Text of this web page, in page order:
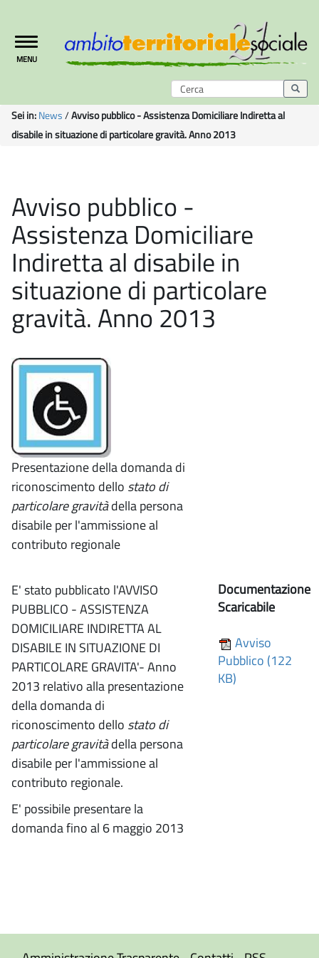
Toggle
navigation
MENU
Sei in:News/Avviso pubblico - Assistenza Domiciliare Indiretta al
disabile in situazione di particolare gravità. Anno 2013
Avviso pubblico -
Assistenza Domiciliare
Indiretta al disabile in
situazione di particolare
gravità. Anno 2013
Presentazione della domanda di
riconoscimento dello stato di
particolare gravitàdella persona
disabile per l'ammissione al
contributo regionale
E' stato pubblicato l'AVVISO
PUBBLICO - ASSISTENZA
DOMICILIARE INDIRETTA AL
DISABILE IN SITUAZIONE DI
PARTICOLARE GRAVITA'- Anno
2013 relativo alla presentazione
della domanda di
riconoscimento dello stato di
particolare gravitàdella persona
disabile per l'ammissione al
contributo regionale.
E' possibile presentare la
domanda fino al 6 maggio 2013
Documentazione
Scaricabile
Avviso
Pubblico (122
KB)